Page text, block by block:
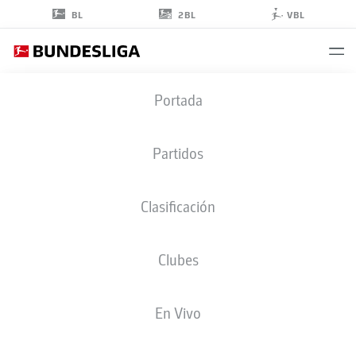
BL 2BL VBL
Portada
Partidos
Clasificación
Clubes
En Vivo